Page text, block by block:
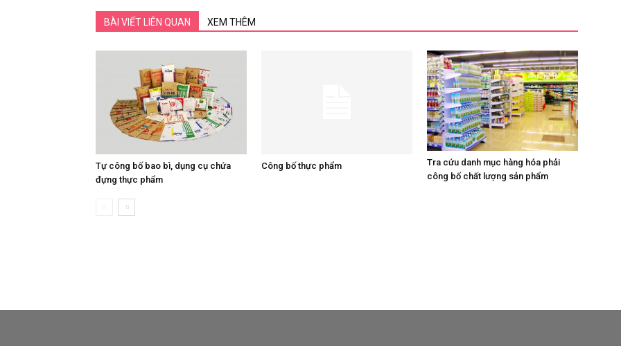
BÀI VIẾT LIÊN QUAN XEM THÊM
Tự công bố bao bì, dụng cụ chứa
đựng thực phẩm
Công bố thực phẩm
Tra cứu danh mục hàng hóa phải
công bố chất lượng sản phẩm